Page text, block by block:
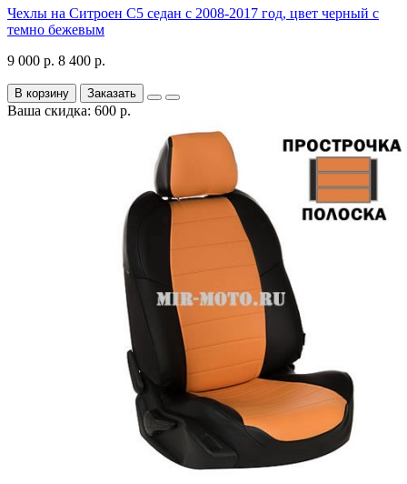
Чехлы на Ситроен С5 седан с 2008-2017 год, цвет черный с
темно бежевым
9 000 р. 8 400 р.
В корзину Заказать
Ваша скидка: 600 р.